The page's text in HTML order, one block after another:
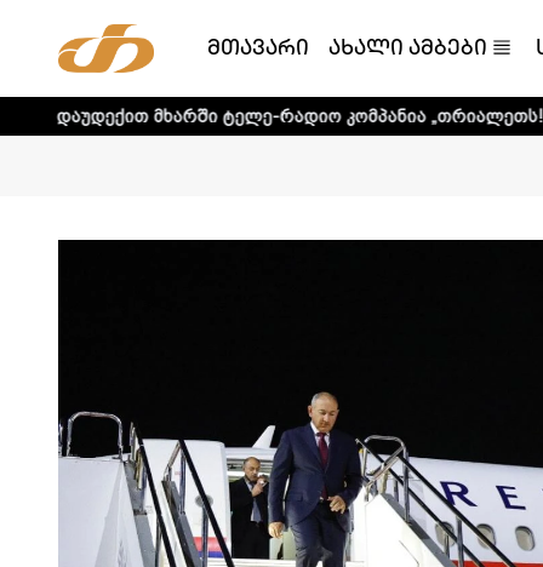
მთავარი ახალი ამბები
მხარში ტელე-რადიო კომპანია „თრიალეთს! - დეტალური